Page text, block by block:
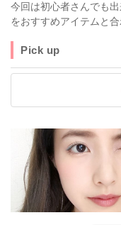
今回は初心者さんでも
をおすすめアイテムと
Pick up